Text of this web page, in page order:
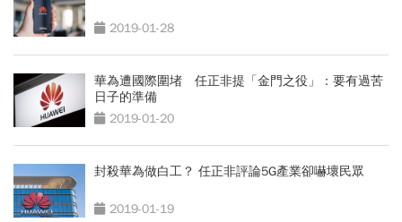
2019-01-28
華為遭國際圍堵 任正非提「金門之役」：要有過苦
日子的準備
2019-01-20
封殺華為做白工？ 任正非評論5G產業卻嚇壞民眾
2019-01-19